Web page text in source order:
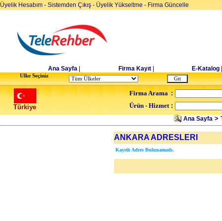
Üyelik Hesabım - Sistemden Çıkış - Üyelik Yükseltme - Firma Güncelle
Ana Sayfa Firma Kayıt E-Katalog
Ulke Seçiniz
Türkiye
Firma Arama :
Ürün - Hizmet :
Ana Sayfa >
ANKARA ADRESLERI
Kayıtlı Adres Bulunamadı.